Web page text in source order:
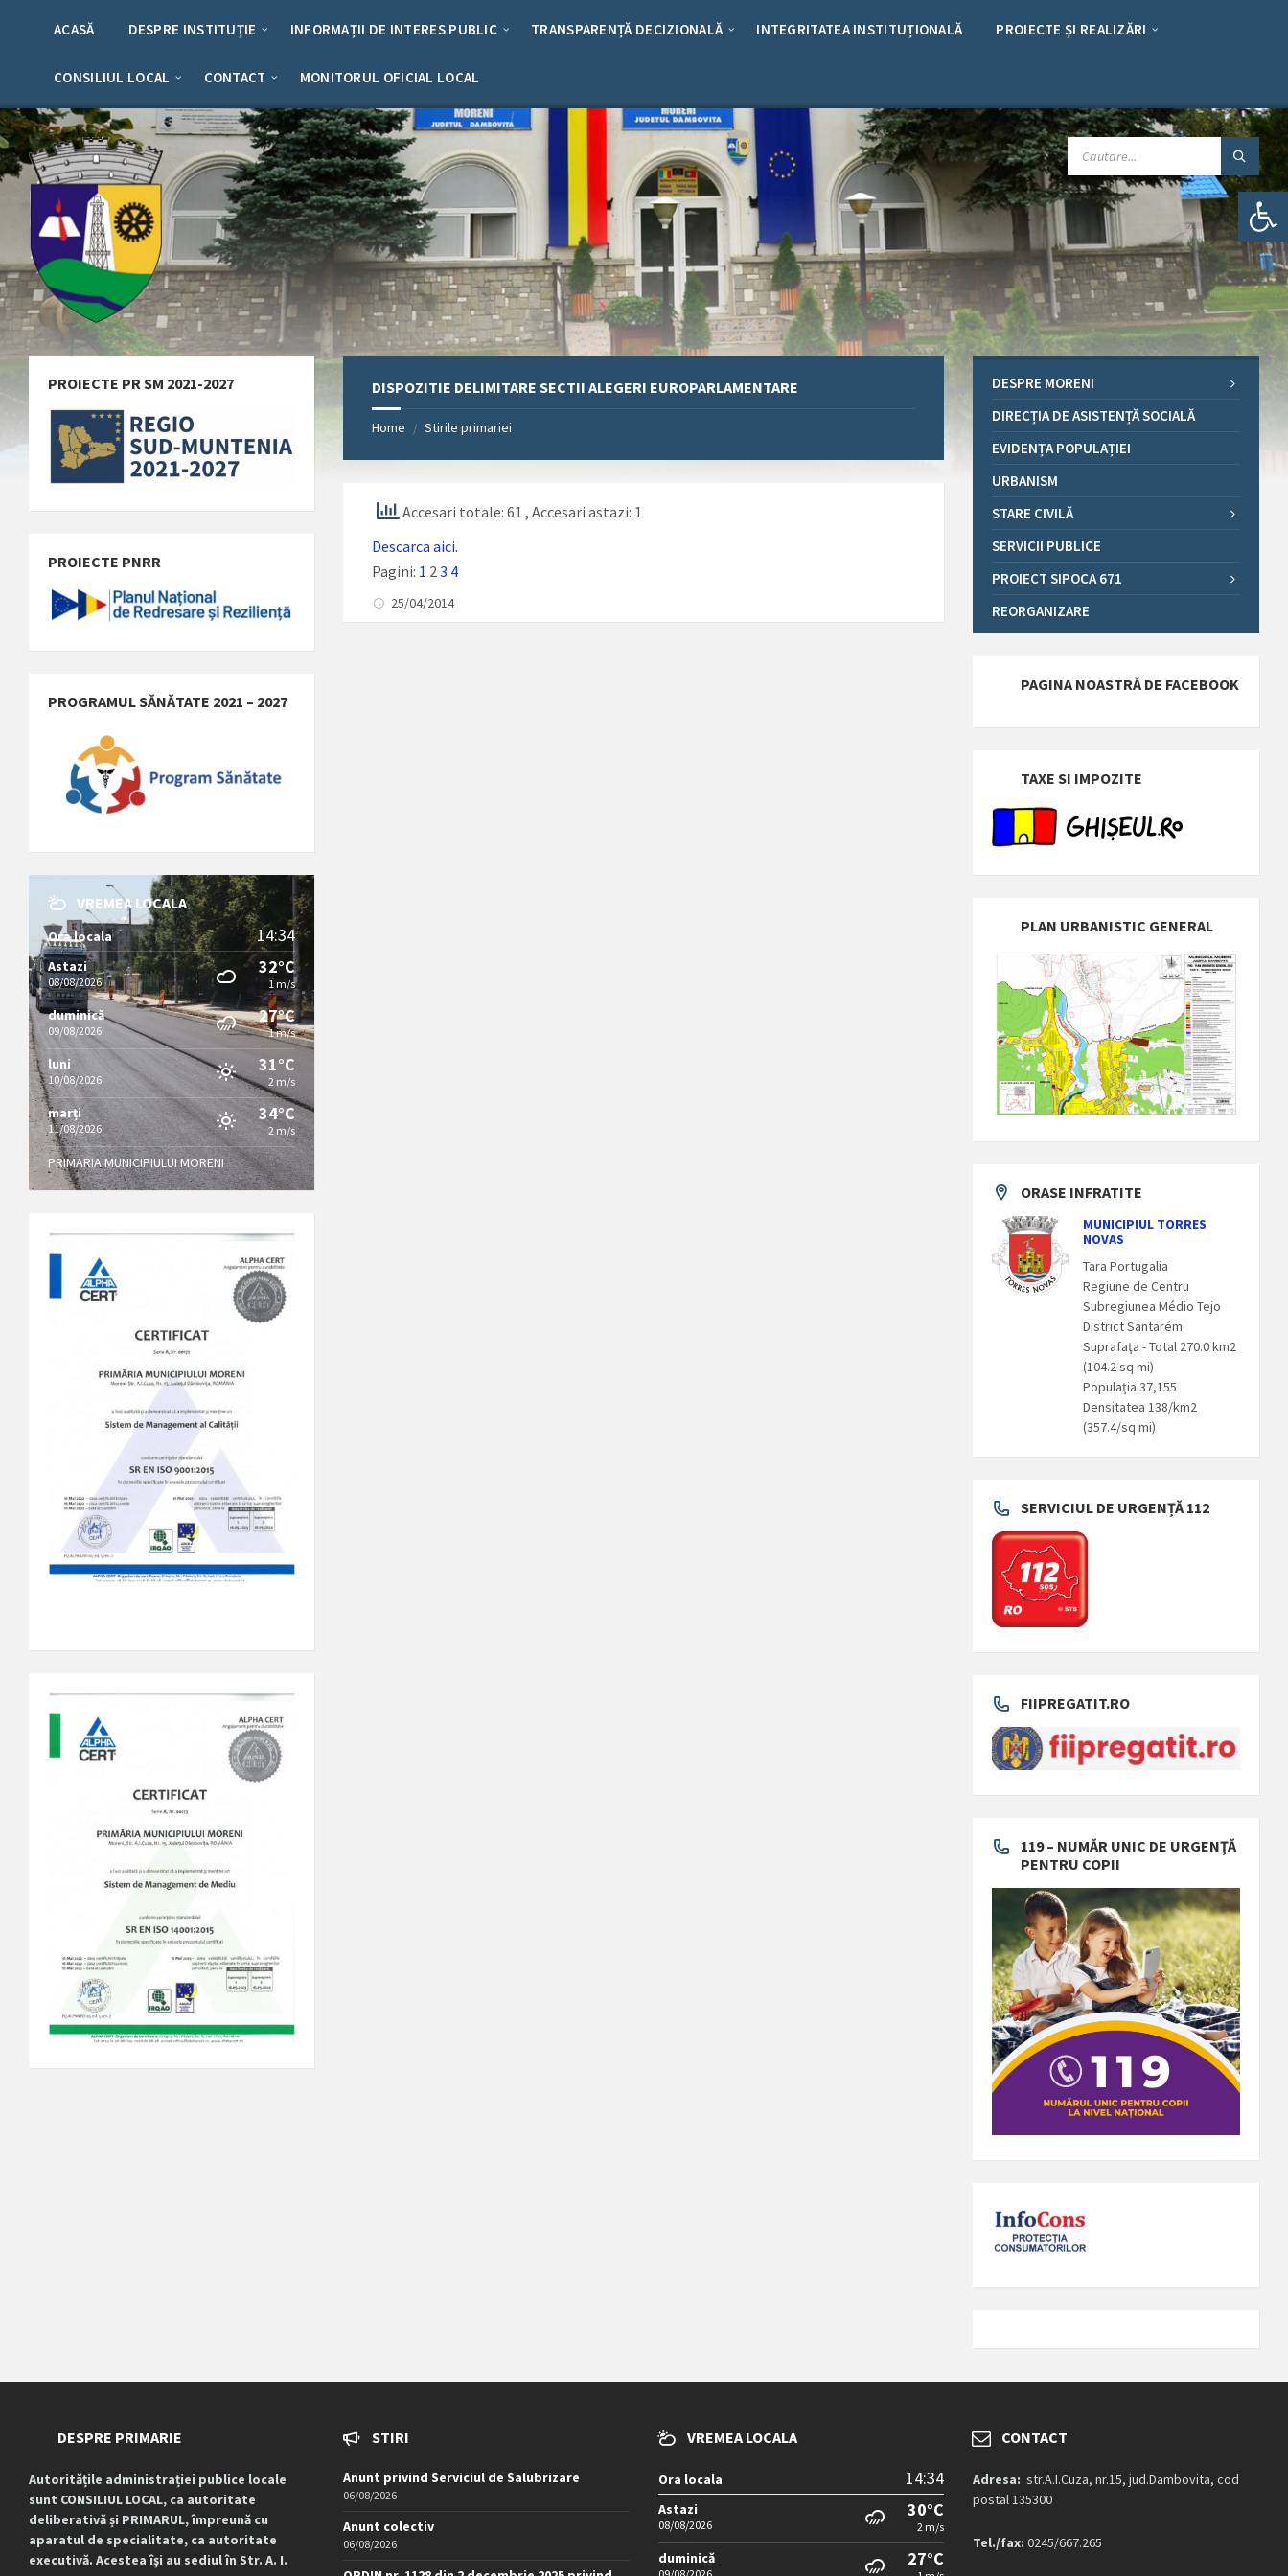
Deschide bara de unelte
ACASĂ DESPRE INSTITUȚIE INFORMAȚII DE INTERES PUBLIC TRANSPARENȚĂ DECIZIONALĂ INTEGRITATEA INSTITUȚIONALĂ PROIECTE ȘI REALIZĂRI
CONSILIUL LOCAL CONTACT MONITORUL OFICIAL LOCAL
CAUTARE:
DISPOZITIE DELIMITARE SECTII ALEGERI EUROPARLAMENTARE
Home / Stirile primariei
Accesari totale: 61, Accesari astazi: 1
Descarca aici.
Pagini: 1 2 3 4
25/04/2014
PROIECTE PR SM 2021-2027
PROIECTE PNRR
PROGRAMUL SĂNĂTATE 2021 – 2027
VREMEA LOCALA
Ora locala 14:34
Astazi
08/08/2026
32°C
1 m/s
duminică
09/08/2026
27°C
1 m/s
luni
10/08/2026
31°C
2 m/s
marți
11/08/2026
34°C
2 m/s
PRIMARIA MUNICIPIULUI MORENI
DESPRE MORENI
DIRECȚIA DE ASISTENȚĂ SOCIALĂ
EVIDENȚA POPULAȚIEI
URBANISM
STARE CIVILĂ
SERVICII PUBLICE
PROIECT SIPOCA 671
REORGANIZARE
PAGINA NOASTRĂ DE FACEBOOK
TAXE SI IMPOZITE
PLAN URBANISTIC GENERAL
ORASE INFRATITE
MUNICIPIUL TORRES
NOVAS
Tara Portugalia
Regiune de Centru
Subregiunea Médio Tejo
District Santarém
Suprafaţa - Total 270.0 km2
(104.2 sq mi)
Populaţia 37,155
Densitatea 138/km2
(357.4/sq mi)
SERVICIUL DE URGENȚĂ 112
FIIPREGATIT.RO
119 – NUMĂR UNIC DE URGENȚĂ
PENTRU COPII
DESPRE PRIMARIE
Autoritățile administrației publice locale
sunt CONSILIUL LOCAL, ca autoritate
deliberativă și PRIMARUL, împreună cu
aparatul de specialitate, ca autoritate
executivă. Acestea își au sediul în Str. A. I.
STIRI
Anunt privind Serviciul de Salubrizare
06/08/2026
Anunt colectiv
06/08/2026
VREMEA LOCALA
Ora locala 14:34
Astazi
08/08/2026
30°C
2 m/s
duminică 27°C
CONTACT
Adresa: str.A.I.Cuza, nr.15, jud.Dambovita, cod
postal 135300
Tel./fax: 0245/667.265